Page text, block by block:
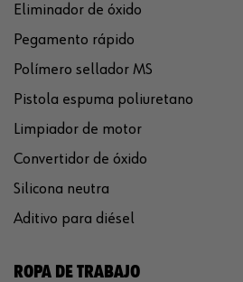
Eliminador de óxido
Pegamento rápido
Polímero sellador MS
Pistola espuma poliuretano
Limpiador de motor
Convertidor de óxido
Silicona neutra
Aditivo para diésel
ROPA DE TRABAJO